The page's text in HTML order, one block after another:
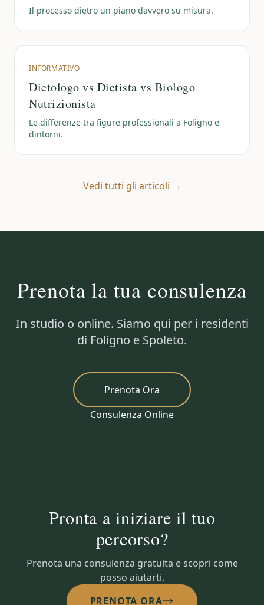
Il processo dietro un piano davvero su misura.
INFORMATIVO
Dietologo vs Dietista vs Biologo
Nutrizionista
Le differenze tra figure professionali a Foligno e
dintorni.
Vedi tutti gli articoli →
Prenota la tua consulenza
In studio o online. Siamo qui per i residenti
di Foligno e Spoleto.
Prenota Ora
Consulenza Online
Pronta a iniziare il tuo
percorso?
Prenota una consulenza gratuita e scopri come
posso aiutarti.
PRENOTA ORA